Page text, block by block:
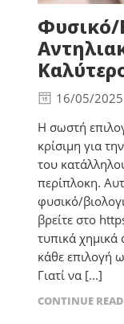
Φυσικό/
16/05/2025
Η σωστή
κρίσιμη για
του
περίπλοκη.
φυσικό/
βρείτε στο
τυπικά χημικά
κάθε επιλογή
Γιατί να [...]
CONTINUE